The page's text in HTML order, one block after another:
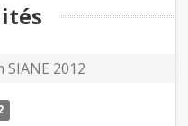
SIANE 2012